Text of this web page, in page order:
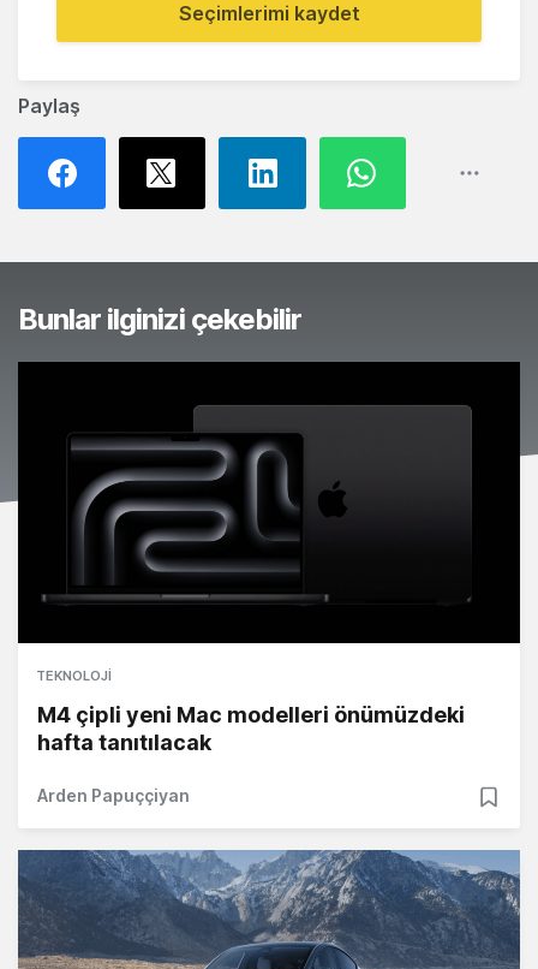
Paylaş
Seçimlerimi kaydet
Bunlar ilginizi çekebilir
TEKNOLOJI
M4 çipli yeni Mac modelleri önümüzdeki
hafta tanıtılacak
Arden Papuççiyan